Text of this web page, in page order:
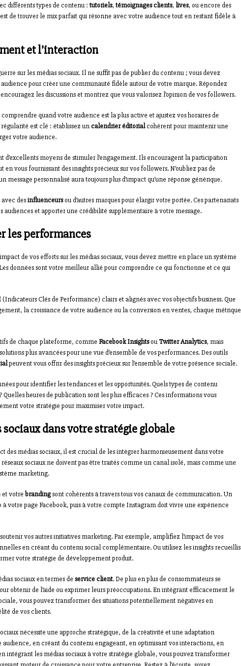
différents types de contenu : tutoriels, témoignages clients, lives, ou encore des
de trouver le mix parfait qui résonne avec votre audience tout en restant fidèle à
et l’interaction
sur les médias sociaux. Il ne suffit pas de publier du contenu ; vous devez
pour créer une communauté fidèle autour de votre marque. Répondez
les discussions et montrez que vous valorisez l’opinion de vos followers.
quand votre audience est la plus active et ajustez vos horaires de
est clé : établissez uncalendrier éditorialcohérent pour maintenir une
votre audience.
d’excellents moyens de stimuler l’engagement. Ils encouragent la participation
vous fournissant des insights précieux sur vos followers. N’oubliez pas de
message personnalisé aura toujours plus d’impact qu’une réponse générique.
desinfluenceursou d’autres marques pour élargir votre portée. Ces partenariats
audiences et apporter une crédibilité supplémentaire à votre message.
les performances
de vos efforts sur les médias sociaux, vous devez mettre en place un système
données sont votre meilleur allié pour comprendre ce qui fonctionne et ce qui
(Indicateurs Clés de Performance) clairs et alignés avec vos objectifs business. Que
la croissance de votre audience ou la conversion en ventes, chaque métrique
de chaque plateforme, comme Facebook InsightsouTwitter Analytics, mais
plus avancées pour une vue d’ensemble de vos performances. Des outils
peuvent vous offrir des insights précieux sur l’ensemble de votre présence sociale.
pour identifier les tendances et les opportunités. Quels types de contenu
Quelles heures de publication sont les plus efficaces ? Ces informations vous
votre stratégie pour maximiser votre impact.
dans votre stratégie globale
des médias sociaux, il est crucial de les intégrer harmonieusement dans votre
réseaux sociaux ne doivent pas être traités comme un canal isolé, mais comme une
marketing.
et votre brandingsont cohérents à travers tous vos canaux de communication. Un
à votre page Facebook, puis à votre compte Instagram doit vivre une expérience
vos autres initiatives marketing. Par exemple, amplifiez l’impact de vos
en créant du contenu social complémentaire. Ou utilisez les insights recueillis
votre stratégie de développement produit.
sociaux en termes de service client. De plus en plus de consommateurs se
obtenir de l’aide ou exprimer leurs préoccupations. En intégrant efficacement le
vous pouvez transformer des situations potentiellement négatives en
de vos clients.
nécessite une approche stratégique, de la créativité et une adaptation
en créant du contenu engageant, en optimisant vos interactions, en
intégrant les médias sociaux à votre stratégie globale, vous pouvez transformer